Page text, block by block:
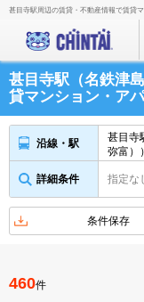
甚目寺駅周辺の賃貸・不動産情報で賃貸
甚目寺駅（名鉄津
貸マンション・ア
沿線・駅
甚目寺
弥富）
詳細条件 指定な
条件保存
460件